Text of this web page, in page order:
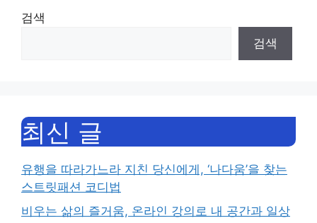
검색
검색
최신 글
유행을 따라가느라 지친 당신에게, ‘나다움’을 찾는
스트릿패션 코디법
비우는 삶의 즐거움, 온라인 강의로 내 공간과 일상